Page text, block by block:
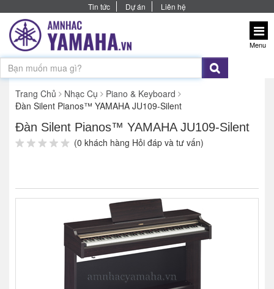
Tin tức Dự án Liên hệ
Menu
Trang Chủ Nhạc Cụ
Piano & Keyboard
Đàn Silent Pianos™ YAMAHA JU109-Silent
Đàn Silent Pianos™ YAMAHA JU109-Silent
(0 khách hàng Hỏi đáp và tư vấn)